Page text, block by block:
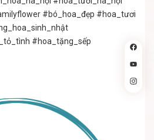
#bó_hoa_đẹp #hoa_tươi
#hoa_tặng_sếp